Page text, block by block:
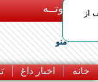
بـیتوتــه
منو
خانه اخبار داغ
تخفیف از